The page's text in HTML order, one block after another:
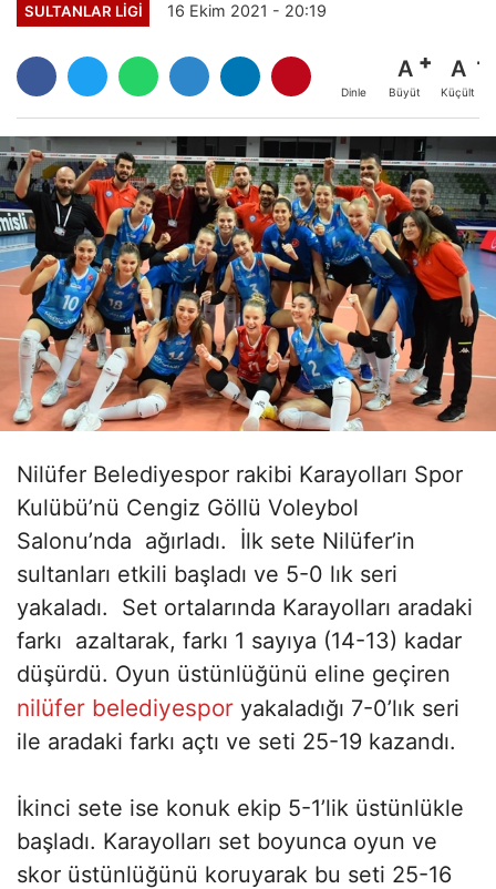
SULTANLAR LIGI 16 Ekim 2021 - 20:19
Dinle
A
Büyüt
A
Küçült
Nilüfer Belediyespor rakibi Karayolları Spor
Kulübü’nü Cengiz Göllü Voleybol
Salonu’nda ağırladı. İlk sete Nilüfer’in
sultanları etkili başladı ve 5-0 lık seri
yakaladı. Set ortalarında Karayolları aradaki
farkı azaltarak, farkı 1 sayıya (14-13) kadar
düşürdü. Oyun üstünlüğünü eline geçiren
nilüfer belediyespor yakaladığı 7-0’lık seri
ile aradaki farkı açtı ve seti 25-19 kazandı.
İkinci sete ise konuk ekip 5-1’lik üstünlükle
başladı. Karayolları set boyunca oyun ve
skor üstünlüğünü koruyarak bu seti 25-16